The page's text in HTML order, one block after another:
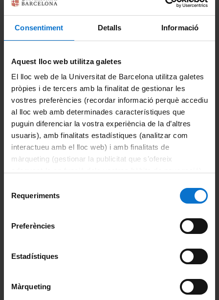
Consentiment Detalls Informació
Aquest lloc web utilitza galetes
El lloc web de la Universitat de Barcelona utilitza galetes
pròpies i de tercers amb la finalitat de gestionar les
vostres preferències (recordar informació perquè accediu
al lloc web amb determinades característiques que
puguin diferenciar la vostra experiència de la d’altres
usuaris), amb finalitats estadístiques (analitzar com
interactueu amb el lloc web) i amb finalitats de
màrqueting (gestionar la publicitat que s’ofereix
consultar laPolítica de galetes del lloc web de la
Requeriments
Preferències
Estadístiques
Màrqueting
La Facultat
Coneix la facultat
Organització i estructura
Activitat de la facultat
Acte de graduació
Avisos
Portals i intranets
Portal d'estudiants
Alumni UB